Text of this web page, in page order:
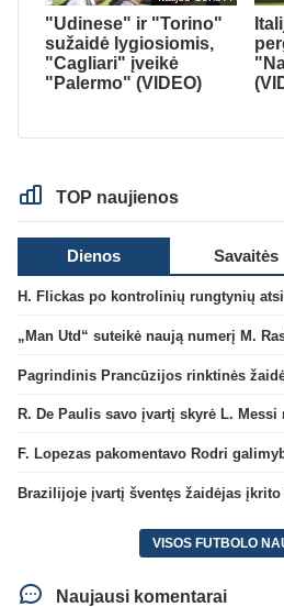
"Udinese" ir "Torino"
sužaidė lygiosiomis,
"Cagliari" įveikė
"Palermo" (VIDEO)
TOP naujienos
Dienos Savaitės
H. Flickas po kontrolinių rungtynių
„Man Utd“ suteikė naują numerį M.
R. De Paulis savo įvartį skyrė L.
VISOS FUTBOLO
Naujausi komentarai